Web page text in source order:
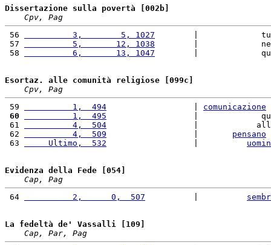
Dissertazione sulla povertà [002b]
Cpv, Pag
56
          3,        5, 1027
|
57
          5,       12, 1038
|
58
          6,       13, 1047
|
Esortaz. alle comunità religiose [099c]
Cpv, Pag
59
          1,  494
comunicazione
60
          1,  495
|
61
          4,  504
|
62
          4,  509
pensano
63
     Ultimo,  532
Evidenza della Fede [054]
Cap, Pag
64
          2,      0,  507
La fedeltà de' Vassalli [109]
Cap, Par, Pag